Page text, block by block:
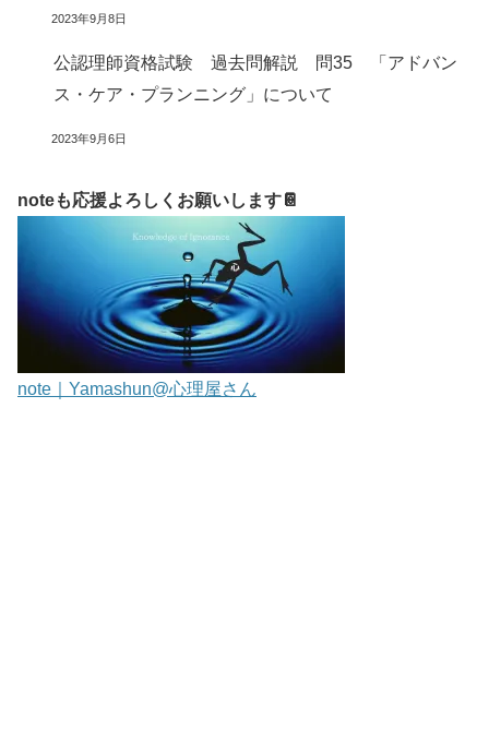
2023年9月8日
公認理師資格試験 過去問解説 問35 「アドバン
ス・ケア・プランニング」について
2023年9月6日
noteも応援よろしくお願いします📔
note｜Yamashun@心理屋さん